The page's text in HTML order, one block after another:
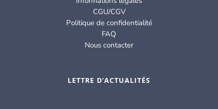
CGU/CGV
Politique de confidentialité
FAQ
Nous contacter
LETTRE D’ACTUALITÉS